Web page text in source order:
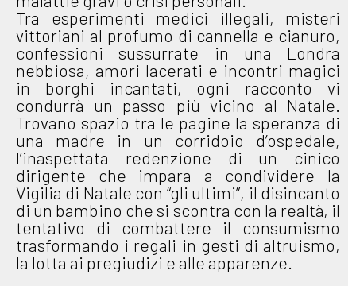
Tra esperimenti medici illegali, misteri
vittoriani al profumo di cannella e cianuro,
confessioni sussurrate in una Londra
nebbiosa, amori lacerati e incontri magici
in borghi incantati, ogni racconto vi
condurrà un passo più vicino al Natale.
Trovano spazio tra le pagine la speranza di
una madre in un corridoio d’ospedale,
l’inaspettata redenzione di un cinico
dirigente che impara a condividere la
Vigilia di Natale con “gli ultimi”, il disincanto
di un bambino che si scontra con la realtà, il
tentativo di combattere il consumismo
trasformando i regali in gesti di altruismo,
la lotta ai pregiudizi e alle apparenze.